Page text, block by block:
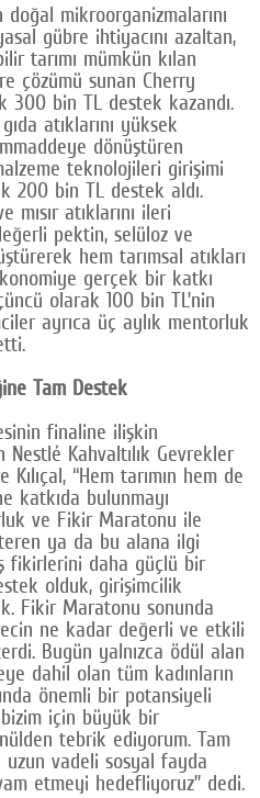
mikroorganizmalarını
gübre ihtiyacını azaltan,
tarımı mümkün kılan
çözümü sunan Cherry
bin TL destek kazandı.
atıklarını yüksek
dönüştüren
teknolojileri girişimi
200 bin TL destek aldı.
mısır atıklarını ileri
pektin, selüloz ve
hem tarımsal atıkları
gerçek bir katkı
olarak 100 bin TL’nin
ayrıca üç aylık mentorluk
Tam Destek
finaline ilişkin
Kahvaltılık Gevrekler
“Hem tarımın hem de
katkıda bulunmayı
ve Fikir Maratonu ile
ya da bu alana ilgi
fikirlerini daha güçlü bir
olduk, girişimcilik
Fikir Maratonu sonunda
ne kadar değerli ve etkili
Bugün yalnızca ödül alan
dahil olan tüm kadınların
önemli bir potansiyeli
için büyük bir
tebrik ediyorum. Tam
uzun vadeli sosyal fayda
etmeyi hedefliyoruz” dedi.